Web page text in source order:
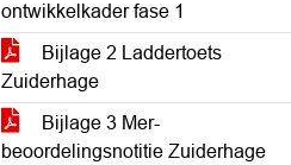
ontwikkelkader fase 1
Bijlage 2 Laddertoets
Zuiderhage
Bijlage 3 Mer-
beoordelingsnotitie Zuiderhage